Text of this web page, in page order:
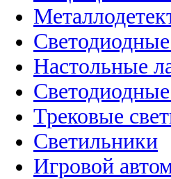
Настольные
Трековые
Светильники
Игровой